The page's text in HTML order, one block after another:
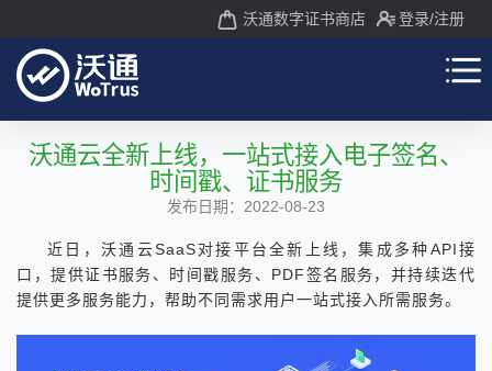
沃通数字证书商店 登录/注册
沃通云全新上线，一站式接入电子签名、
时间戳、证书服务
发布日期：2022-08-23
近日，沃通云SaaS对接平台全新上线，集成多种API接
口，提供证书服务、时间戳服务、PDF签名服务，并持续迭代
提供更多服务能力，帮助不同需求用户一站式接入所需服务。